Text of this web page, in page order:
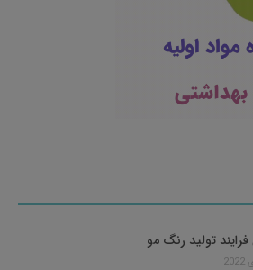
تولید رنگ مو